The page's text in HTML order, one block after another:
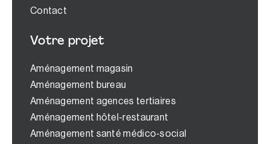
Contact
Votre projet
Aménagement magasin
Aménagement bureau
Aménagement agences tertiaires
Aménagement hôtel-restaurant
Aménagement santé médico-social